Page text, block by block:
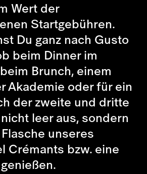
Wert der
Startgebühren.
Du ganz nach Gusto
beim Dinner im
Brunch, einem
Akademie oder für ein
der zweite und dritte
leer aus, sondern
unseres
Crémants bzw. eine